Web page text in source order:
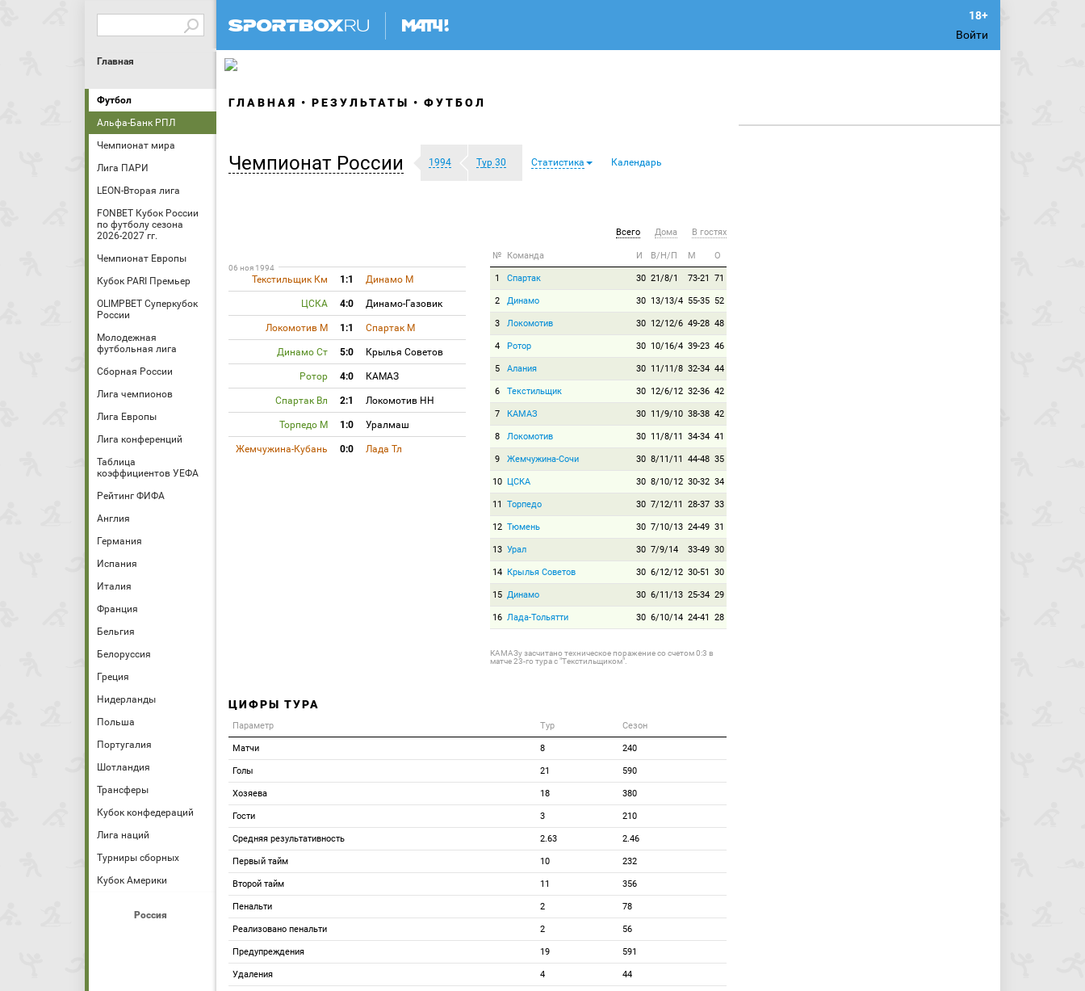
Войти
Главная
Футбол
Альфа-Банк РПЛ
Чемпионат мира
Лига ПАРИ
LEON-Вторая лига
FONBET Кубок России
по футболу сезона
2026-2027 гг.
Чемпионат Европы
Кубок PARI Премьер
OLIMPBET Суперкубок
России
Молодежная
футбольная лига
Сборная России
Лига чемпионов
Лига Европы
Лига конференций
Таблица
коэффициентов УЕФА
Рейтинг ФИФА
Англия
Германия
Испания
Италия
Франция
Бельгия
Белоруссия
Греция
Нидерланды
Польша
Португалия
Шотландия
Трансферы
Кубок конфедераций
Лига наций
Турниры сборных
Кубок Америки
Россия
ГЛАВНАЯ РЕЗУЛЬТАТЫ ФУТБОЛ
Чемпионат России 1994 Тур 30 Статистика Календарь
06 ноя 1994
Текстильщик Км 1:1 Динамо М
ЦСКА 4:0 Динамо-Газовик
Локомотив М 1:1 Спартак М
Динамо Ст 5:0 Крылья Советов
Ротор 4:0 КАМАЗ
Спартак Вл 2:1 Локомотив НН
Торпедо М 1:0 Уралмаш
Жемчужина-Кубань 0:0 Лада Тл
Всего Дома В гостях
№ Команда И В/Н/П М О
1 Спартак 30 21/8/1 73-21 71
2 Динамо 30 13/13/4 55-35 52
3 Локомотив 30 12/12/6 49-28 48
4 Ротор 30 10/16/4 39-23 46
5 Алания 30 11/11/8 32-34 44
6 Текстильщик 30 12/6/12 32-36 42
7 КАМАЗ 30 11/9/10 38-38 42
8 Локомотив 30 11/8/11 34-34 41
9 Жемчужина-Сочи 30 8/11/11 44-48 35
10 ЦСКА 30 8/10/12 30-32 34
11 Торпедо 30 7/12/11 28-37 33
12 Тюмень 30 7/10/13 24-49 31
13 Урал 30 7/9/14 33-49 30
14 Крылья Советов 30 6/12/12 30-51 30
15 Динамо 30 6/11/13 25-34 29
16 Лада-Тольятти 30 6/10/14 24-41 28
КАМАЗу засчитано техническое поражение со счетом 0:3 в
матче 23-го тура с "Текстильщиком".
ЦИФРЫ ТУРА
Параметр Тур Сезон
Матчи 8 240
Голы 21 590
Хозяева 18 380
Гости 3 210
Средняя результативность 2.63 2.46
Первый тайм 10 232
Второй тайм 11 356
Пенальти 2 78
Реализовано пенальти 2 56
Предупреждения 19 591
Удаления 4 44